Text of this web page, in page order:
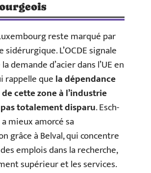
reste marqué par
L’OCDE signale
demande d’acier dans l’UE en
rappelle quela dépendance
cette zone à l’industrie
totalement disparu. Esch-
mieux amorcé sa
grâce à Belval, qui concentre
emplois dans la recherche,
supérieur et les services.